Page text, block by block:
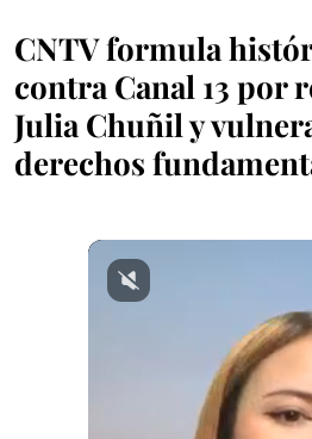
CNTV formula
contra Canal 13 por
Julia Chuñil y
derechos